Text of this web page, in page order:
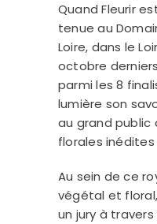
Quand Fleurir
tenue au
Loire, dans le
octobre
parmi les 8
lumière son
au grand public
florales
Au sein de ce
végétal et
un jury à